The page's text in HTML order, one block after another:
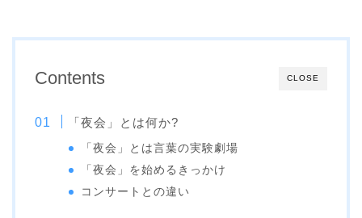
CLOSE
Contents
「夜会」とは何か?
「夜会」とは言葉の実験劇場
「夜会」を始めるきっかけ
コンサートとの違い